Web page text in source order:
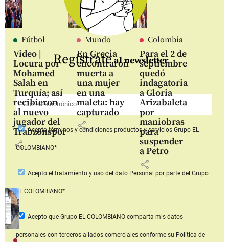
Fútbol
Video |
Locura por
Mohamed
Salah en
Turquía; así
recibieron
al nuevo
jugador del
Trabzonspor
share
Mundo
En Grecia
encontraron
muerta a
una mujer
en una
maleta: hay
capturado
share
Colombia
Para el 2 de
septiembre
quedó
indagatoria
a Gloria
Arizabaleta
por
maniobras
para
suspender
a Petro
share
Regístrateal newsletter
Aceptotérminos y condiciones productos y serviciosGrupo EL
COLOMBIANO*
Acepto el tratamiento y uso del dato Personal por parte del Grupo
EL COLOMBIANO*
Acepto que Grupo EL COLOMBIANOcomparta mis datos
personales con terceros aliados comerciales conforme su Política de